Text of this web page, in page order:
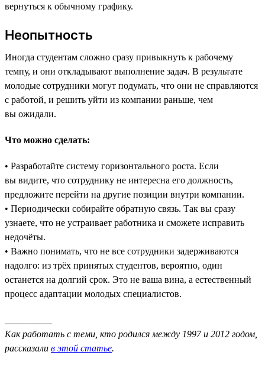
вернуться к обычному графику.
Неопытность
Иногда студентам сложно сразу привыкнуть к рабочему
темпу, и они откладывают выполнение задач. В результате
молодые сотрудники могут подумать, что они не справляются
с работой, и решить уйти из компании раньше, чем
вы ожидали.
Что можно сделать:
• Разработайте систему горизонтального роста. Если
вы видите, что сотруднику не интересна его должность,
предложите перейти на другие позиции внутри компании.
• Периодически собирайте обратную связь. Так вы сразу
узнаете, что не устраивает работника и сможете исправить
недочёты.
• Важно понимать, что не все сотрудники задерживаются
надолго: из трёх принятых студентов, вероятно, один
останется на долгий срок. Это не ваша вина, а естественный
процесс адаптации молодых специалистов.
Как работать с теми, кто родился между 1997 и 2012 годом,
рассказали в этой статье.